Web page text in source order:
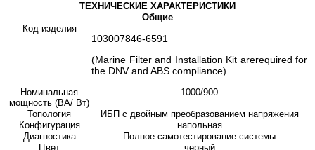
ТЕХНИЧЕСКИЕ ХАРАКТЕРИСТИКИ
Общие
Код изделия
103007846-6591
(Marine Filter and Installation Kit arerequired for
the DNV and ABS compliance)
Номинальная
мощность (ВА/ Вт)
1000/900
Топология
ИБП с двойным преобразованием напряжения
Конфигурация
напольная
Диагностика
Полное самотестирование системы
Цвет
черный